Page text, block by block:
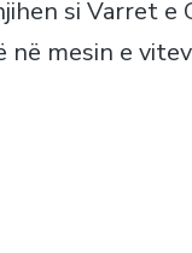
si Varret e
mesin e